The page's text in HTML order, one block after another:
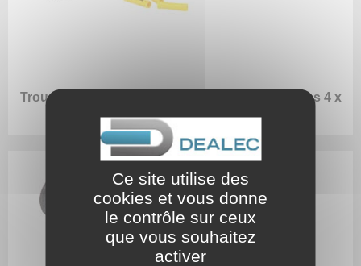
Trousse manchons thermo rétractables étanches 4 x
4-6 mm²
Ce site utilise des
cookies et vous donne
le contrôle sur ceux
que vous souhaitez
activer